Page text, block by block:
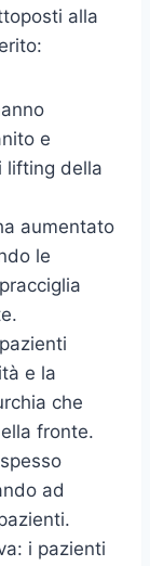
alla
e
lifting della
aumentato
le
e la
che
fronte.
ad
i pazienti